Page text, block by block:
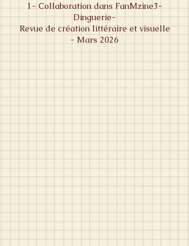
1- Collaboration dans FanMzine3-
Dinguerie-
Revue de création littéraire et visuelle
- Mars 2026